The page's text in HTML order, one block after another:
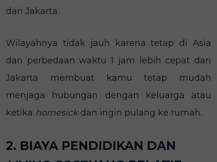
dari Jakarta.
Wilayahnya tidak jauh karena tetap di Asia
dan perbedaan waktu 1 jam lebih cepat dari
Jakarta membuat kamu tetap mudah
menjaga hubungan dengan keluarga atau
ketika homesick dan ingin pulang ke rumah.
2. BIAYA PENDIDIKAN DAN